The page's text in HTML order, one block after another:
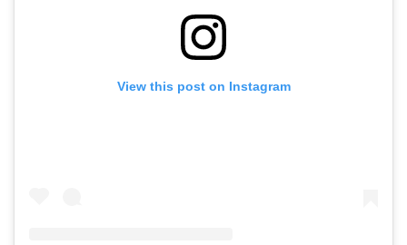
View this post on Instagram